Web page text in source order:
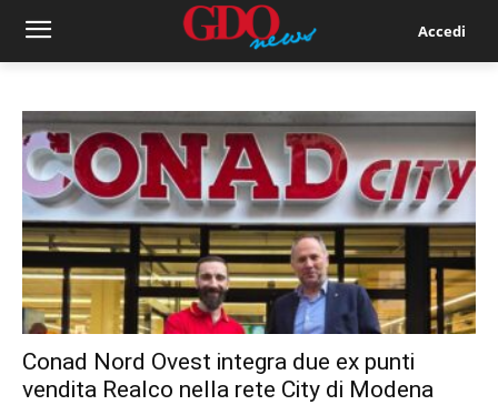
Accedi
Conad Nord Ovest integra due ex punti
vendita Realco nella rete City di Modena